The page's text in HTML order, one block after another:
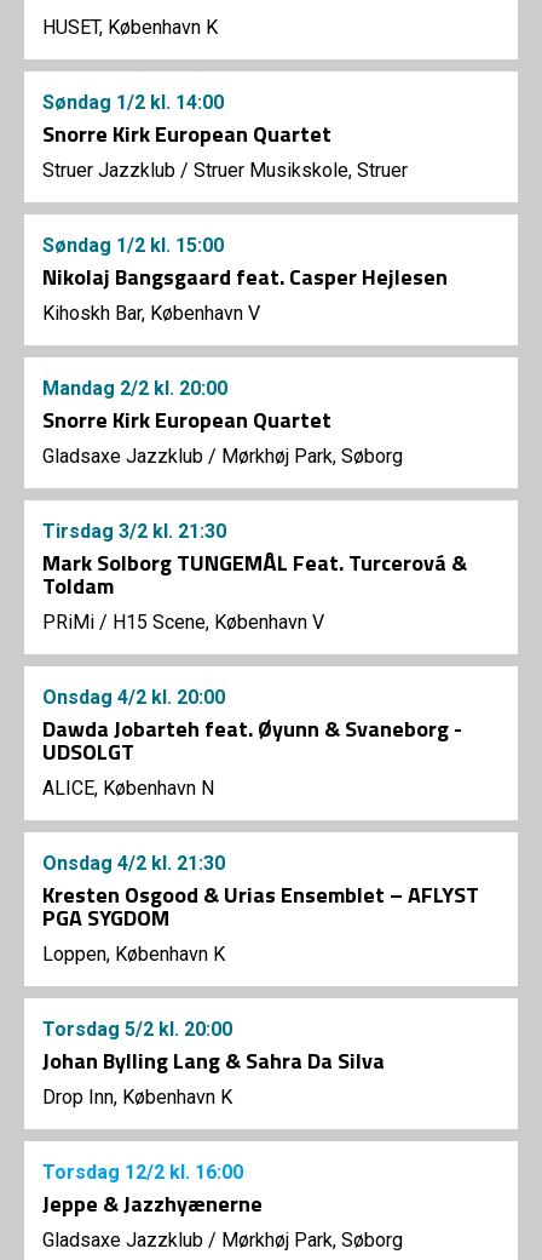
HUSET, København K
Søndag 1/2 kl. 14:00
Snorre Kirk European Quartet
Struer Jazzklub / Struer Musikskole, Struer
Søndag 1/2 kl. 15:00
Nikolaj Bangsgaard feat. Casper Hejlesen
Kihoskh Bar, København V
Mandag 2/2 kl. 20:00
Snorre Kirk European Quartet
Gladsaxe Jazzklub / Mørkhøj Park, Søborg
Tirsdag 3/2 kl. 21:30
Mark Solborg TUNGEMÅL Feat. Turcerová &
Toldam
PRiMi / H15 Scene, København V
Onsdag 4/2 kl. 20:00
Dawda Jobarteh feat. Øyunn & Svaneborg -
UDSOLGT
ALICE, København N
Onsdag 4/2 kl. 21:30
Kresten Osgood & Urias Ensemblet – AFLYST
PGA SYGDOM
Loppen, København K
Torsdag 5/2 kl. 20:00
Johan Bylling Lang & Sahra Da Silva
Drop Inn, København K
Torsdag 12/2 kl. 16:00
Jeppe & Jazzhyænerne
Gladsaxe Jazzklub / Mørkhøj Park, Søborg